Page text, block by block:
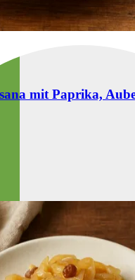
mit Paprika,